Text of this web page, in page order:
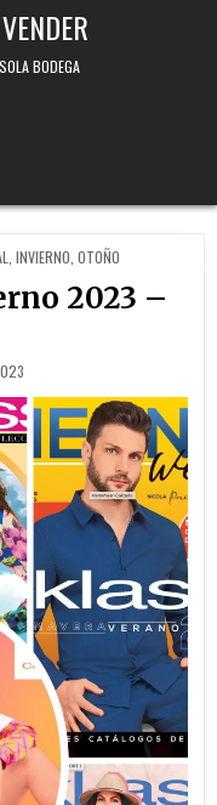
BODEGA
INVIERNO OTOÑO
2023 –